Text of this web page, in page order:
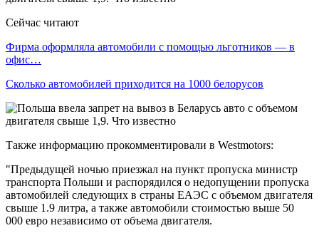
Сейчас читают
Фирма оформляла автомобили с помощью льготников — в
офис…
Сколько автомобилей приходится на 1000 белорусов
Также информацию прокомментировали в Westmotors:
"Предыдущей ночью приезжал на пункт пропуска министр
транспорта Польши и распорядился о недопущении пропуска
автомобилей следующих в страны ЕАЭС с объемом двигателя
свыше 1.9 литра, а также автомобили стоимостью выше 50
000 евро независимо от объема двигателя.